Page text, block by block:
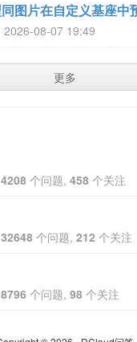
图片在自定义基座中
2026-08-07 19:49
更多
4208 个问题, 458 个关注
32648 个问题, 212 个关注
8796 个问题, 98 个关注